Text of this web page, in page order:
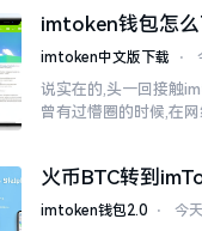
多快要十年的时间了。
imtoken钱包怎
户告诉你靠谱渠
imtoken中文版下载 ⋅
说实在的,头一回接触
曾有过懵圈的时候,在
火币BTC转到
久？过来人说说
imtoken钱包2.0 ⋅ 今天